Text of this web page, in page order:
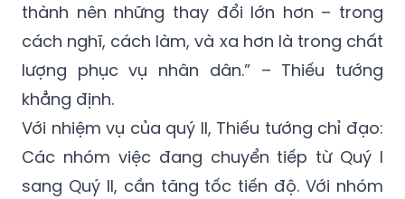
thành nên những thay đổi lớn hơn – trong
cách nghĩ, cách làm, và xa hơn là trong chất
lượng phục vụ nhân dân.” – Thiếu tướng
khẳng định.
Với nhiệm vụ của quý II, Thiếu tướng chỉ đạo:
Các nhóm việc đang chuyển tiếp từ Quý I
sang Quý II, cần tăng tốc tiến độ. Với nhóm